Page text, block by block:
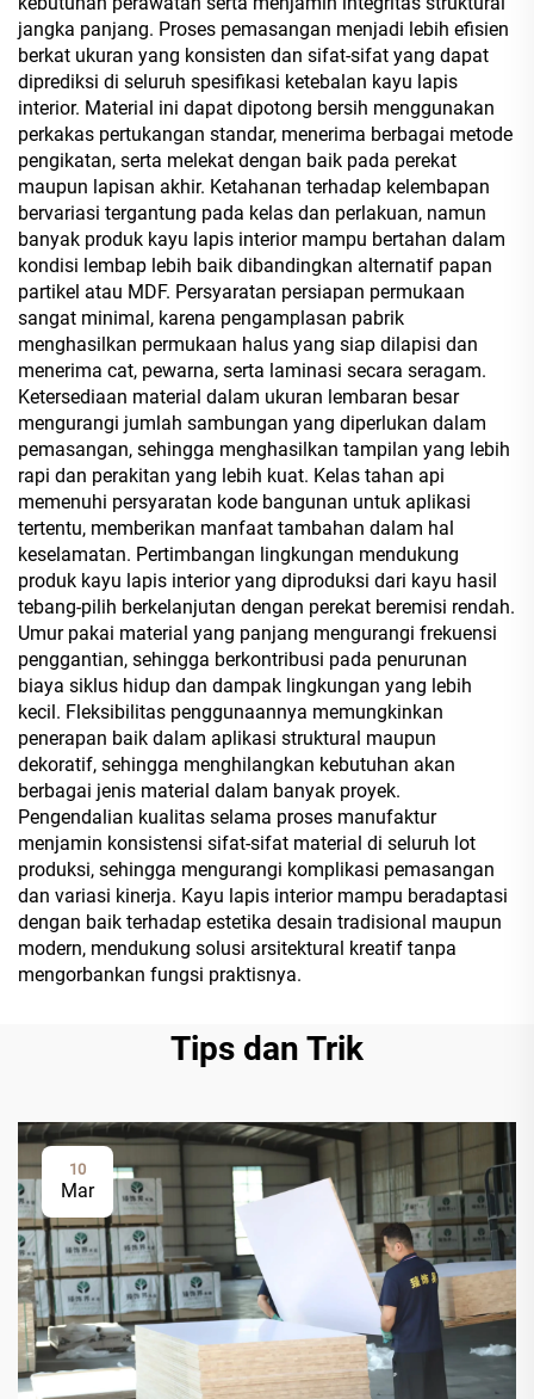
jangka panjang. Proses pemasangan menjadi lebih efisien
berkat ukuran yang konsisten dan sifat-sifat yang dapat
diprediksi di seluruh spesifikasi ketebalan kayu lapis
interior. Material ini dapat dipotong bersih menggunakan
perkakas pertukangan standar, menerima berbagai metode
pengikatan, serta melekat dengan baik pada perekat
maupun lapisan akhir. Ketahanan terhadap kelembapan
bervariasi tergantung pada kelas dan perlakuan, namun
banyak produk kayu lapis interior mampu bertahan dalam
kondisi lembap lebih baik dibandingkan alternatif papan
partikel atau MDF. Persyaratan persiapan permukaan
sangat minimal, karena pengamplasan pabrik
menghasilkan permukaan halus yang siap dilapisi dan
menerima cat, pewarna, serta laminasi secara seragam.
Ketersediaan material dalam ukuran lembaran besar
mengurangi jumlah sambungan yang diperlukan dalam
pemasangan, sehingga menghasilkan tampilan yang lebih
rapi dan perakitan yang lebih kuat. Kelas tahan api
memenuhi persyaratan kode bangunan untuk aplikasi
tertentu, memberikan manfaat tambahan dalam hal
keselamatan. Pertimbangan lingkungan mendukung
produk kayu lapis interior yang diproduksi dari kayu hasil
tebang-pilih berkelanjutan dengan perekat beremisi rendah.
Umur pakai material yang panjang mengurangi frekuensi
penggantian, sehingga berkontribusi pada penurunan
biaya siklus hidup dan dampak lingkungan yang lebih
kecil. Fleksibilitas penggunaannya memungkinkan
penerapan baik dalam aplikasi struktural maupun
dekoratif, sehingga menghilangkan kebutuhan akan
berbagai jenis material dalam banyak proyek.
Pengendalian kualitas selama proses manufaktur
menjamin konsistensi sifat-sifat material di seluruh lot
produksi, sehingga mengurangi komplikasi pemasangan
dan variasi kinerja. Kayu lapis interior mampu beradaptasi
dengan baik terhadap estetika desain tradisional maupun
modern, mendukung solusi arsitektural kreatif tanpa
mengorbankan fungsi praktisnya.
Tips dan Trik
10
Mar